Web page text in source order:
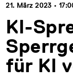
21. März 2023 •
KI-
für KI